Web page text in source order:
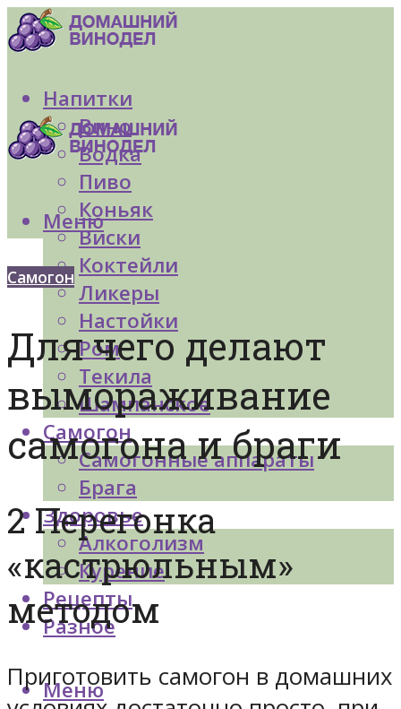
Напитки
Вино
Водка
Пиво
Коньяк
Виски
Коктейли
Ликеры
Настойки
Ром
Текила
Шампанское
Самогон
Самогонные аппараты
Брага
Здоровье
Алкоголизм
Курение
Рецепты
Разное
Меню
Меню
Самогон
Для чего делают
вымораживание
самогона и браги
2 Перегонка
«кастрюльным»
методом
Приготовить самогон в домашних